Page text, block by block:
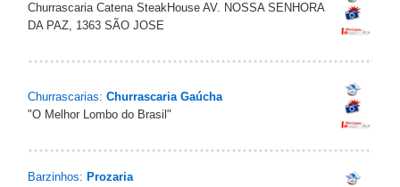
Churrascaria Catena SteakHouse AV. NOSSA SENHORA
DA PAZ, 1363 SÃO JOSE
Churrascarias: Churrascaria Gaúcha
"O Melhor Lombo do Brasil"
Barzinhos: Prozaria